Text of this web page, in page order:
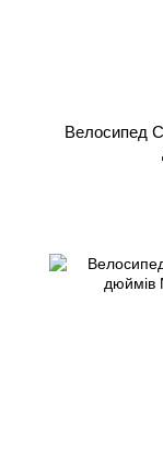
Велосипед